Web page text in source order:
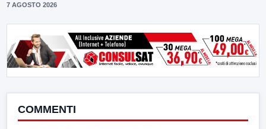
7 AGOSTO 2026
COMMENTI